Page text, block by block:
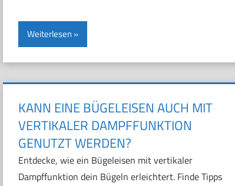
Weiterlesen
KANN EINE BÜGELEISEN AUCH MIT
VERTIKALER DAMPFFUNKTION
GENUTZT WERDEN?
Entdecke, wie ein Bügeleisen mit vertikaler
Dampffunktion dein Bügeln erleichtert. Finde Tipps